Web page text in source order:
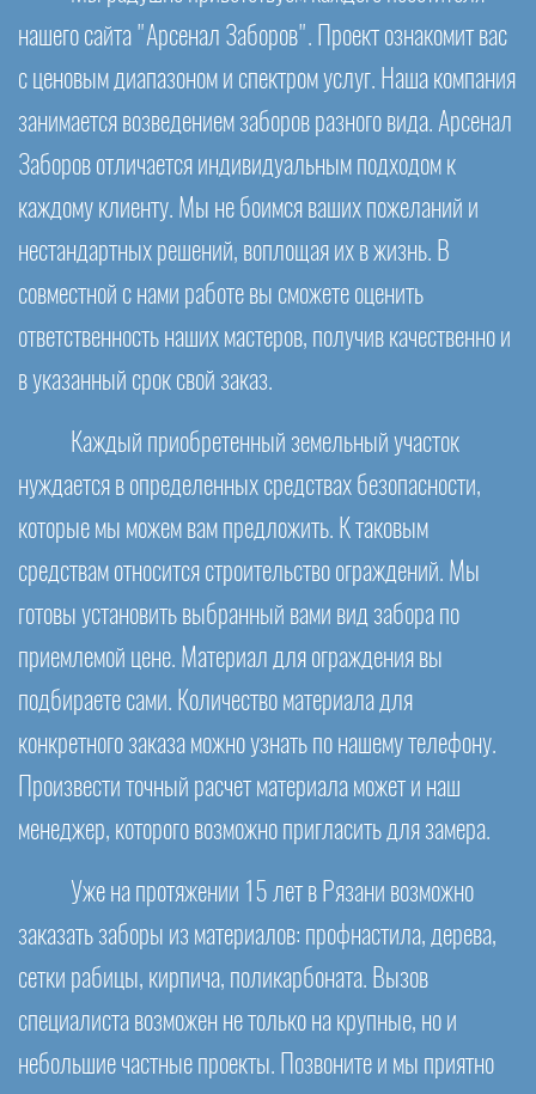
нашего сайта "Арсенал Заборов". Проект ознакомит вас
с ценовым диапазоном и спектром услуг. Наша компания
занимается возведением заборов разного вида. Арсенал
Заборов отличается индивидуальным подходом к
каждому клиенту. Мы не боимся ваших пожеланий и
нестандартных решений, воплощая их в жизнь. В
совместной с нами работе вы сможете оценить
ответственность наших мастеров, получив качественно и
в указанный срок свой заказ.
Каждый приобретенный земельный участок
нуждается в определенных средствах безопасности,
которые мы можем вам предложить. К таковым
средствам относится строительство ограждений. Мы
готовы установить выбранный вами вид забора по
приемлемой цене. Материал для ограждения вы
подбираете сами. Количество материала для
конкретного заказа можно узнать по нашему телефону.
Произвести точный расчет материала может и наш
менеджер, которого возможно пригласить для замера.
Уже на протяжении 15 лет в Рязани возможно
заказать заборы из материалов: профнастила, дерева,
сетки рабицы, кирпича, поликарбоната. Вызов
специалиста возможен не только на крупные, но и
небольшие частные проекты. Позвоните и мы приятно